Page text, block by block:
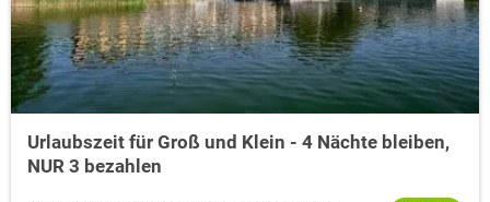
Veranstaltungen und spannende Ausflüge, verspricht unvergessliche
Erlebnisse.
Für eine Auszeit vom Alltag laden Brandenburgs Hotels mit
besonderenArrangementsein. Angefangen bei der
wohltuenden Wellnessbehandlung über den Besuch im Restaurant
bis zur interessanten Führung. Paare genießen bei der Hot Stone
Massage im Spa romantische Augenblicke zu zweit, während
Urlaubszeit für Groß und Klein - 4 Nächte bleiben,
NUR 3 bezahlen